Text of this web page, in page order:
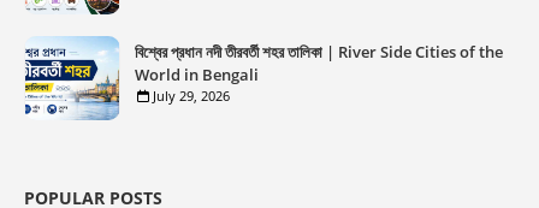
বিশ্বের প্রধান নদী তীরবর্তী শহর তালিকা | River Side Cities of the
World in Bengali
July 29, 2026
POPULAR POSTS